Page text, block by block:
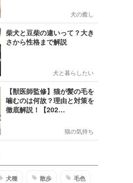
犬の癒し
柴犬と豆柴の違いって？大き
さから性格まで解説
犬と暮らしたい
【獣医師監修】猫が髪の毛を
噛むのは何故？理由と対策を
徹底解説！【202…
猫の気持ち
犬種 散歩 毛色